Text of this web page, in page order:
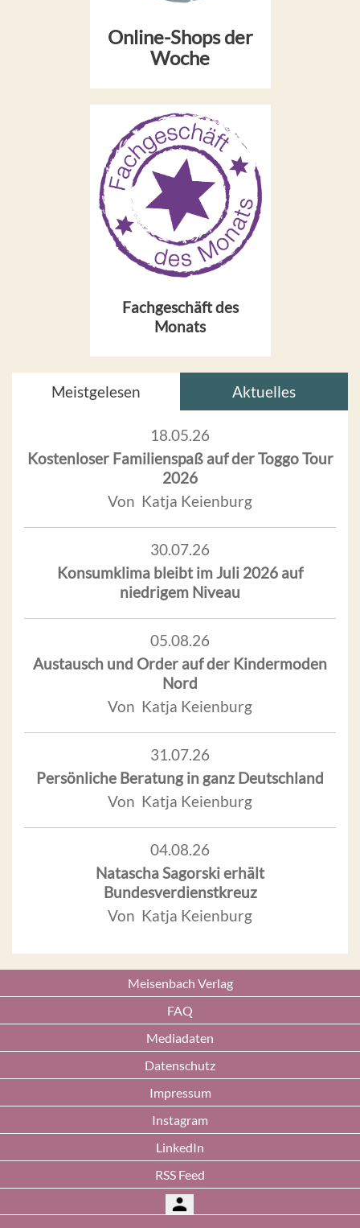
Online-Shops der
Woche
Fachgeschäft des
Monats
Meistgelesen Aktuelles
18.05.26
Kostenloser Familienspaß auf der Toggo Tour
2026
Von Katja Keienburg
30.07.26
Konsumklima bleibt im Juli 2026 auf
niedrigem Niveau
05.08.26
Austausch und Order auf der Kindermoden
Nord
Von Katja Keienburg
31.07.26
Persönliche Beratung in ganz Deutschland
Von Katja Keienburg
04.08.26
Natascha Sagorski erhält
Bundesverdienstkreuz
Von Katja Keienburg
Meisenbach Verlag
FAQ
Mediadaten
Datenschutz
Impressum
Instagram
LinkedIn
RSS Feed